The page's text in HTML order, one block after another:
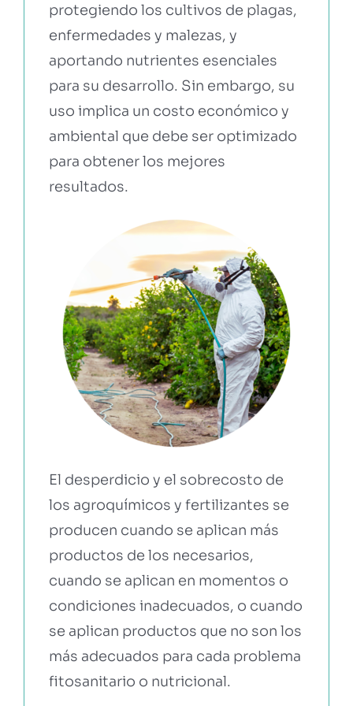
PRUÉBALO GRATIS
protegiendo los cultivos de plagas,
enfermedades y malezas, y
aportando nutrientes esenciales
para su desarrollo. Sin embargo, su
uso implica un costo económico y
ambiental que debe ser optimizado
para obtener los mejores
resultados.
El desperdicio y el sobrecosto de
los agroquímicos y fertilizantes se
producen cuando se aplican más
productos de los necesarios,
cuando se aplican en momentos o
condiciones inadecuados, o cuando
se aplican productos que no son los
más adecuados para cada problema
fitosanitario o nutricional.